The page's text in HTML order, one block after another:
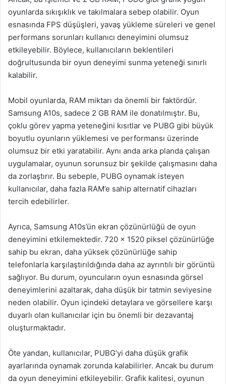
oyunlarda sıkışıklık ve takılmalara sebep olabilir. Oyun
esnasında FPS düşüşleri, yavaş yükleme süreleri ve genel
performans sorunları kullanıcı deneyimini olumsuz
etkileyebilir. Böylece, kullanıcıların beklentileri
doğrultusunda bir oyun deneyimi sunma yeteneği sınırlı
kalabilir.
Mobil oyunlarda, RAM miktarı da önemli bir faktördür.
Samsung A10s, sadece 2 GB RAM ile donatılmıştır. Bu,
çoklu görev yapma yeteneğini kısıtlar ve PUBG gibi büyük
boyutlu oyunların yüklemesi ve performansı üzerinde
olumsuz bir etki yaratabilir. Aynı anda arka planda çalışan
uygulamalar, oyunun sorunsuz bir şekilde çalışmasını daha
da zorlaştırır. Bu sebeple, PUBG oynamak isteyen
kullanıcılar, daha fazla RAM’e sahip alternatif cihazları
tercih edebilirler.
Ayrıca, Samsung A10s’ün ekran çözünürlüğü de oyun
deneyimini etkilemektedir. 720 x 1520 piksel çözünürlüğe
sahip bu ekran, daha yüksek çözünürlüğe sahip
telefonlarla karşılaştırıldığında daha az ayrıntılı bir görüntü
sağlıyor. Bu durum, oyuncuların oyun esnasında görsel
deneyimlerini azaltarak, daha düşük bir tatmin seviyesine
neden olabilir. Oyun içindeki detaylara ve görsellere karşı
duyarlı olan kullanıcılar için bu önemli bir dezavantaj
oluşturmaktadır.
Öte yandan, kullanıcılar, PUBG’yi daha düşük grafik
ayarlarında oynamak zorunda kalabilirler. Ancak bu durum
da oyun deneyimini etkileyebilir. Grafik kalitesi, oyunun